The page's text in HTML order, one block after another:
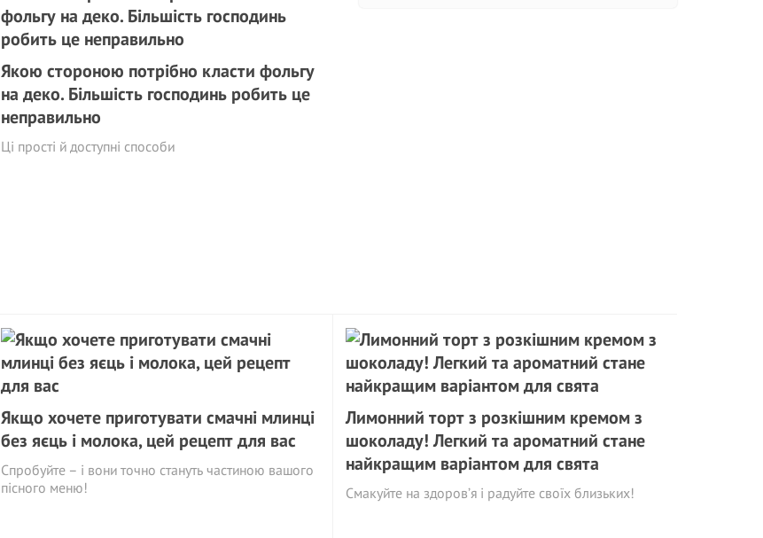
Якою стороною потрібно класти фольгу
на деко. Більшість господинь робить це
неправильно
Ці прості й доступні способи
Якщо хочете приготувати смачні млинці
без яєць і молока, цей рецепт для вас
Спробуйте – і вони точно стануть частиною вашого
пісного меню!
Лимонний торт з розкішним кремом з
шоколаду! Легкий та ароматний стане
найкращим варіантом для свята
Смакуйте на здоров’я і радуйте своїх близьких!